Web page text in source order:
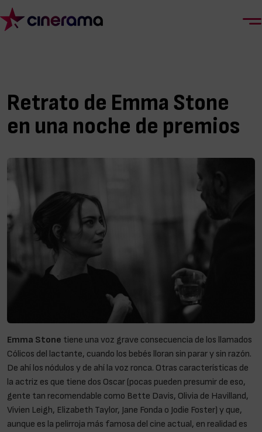
Retrato de Emma Stone
en una noche de premios
Emma Stone tiene una voz grave consecuencia de los llamados
Cólicos del lactante, cuando los bebés lloran sin parar y sin razón.
De ahí los nódulos y de ahí la voz ronca. Otras características de
la actriz es que tiene dos Oscar (pocas pueden presumir de eso,
gente tan recomendable como Bette Davis, Olivia de Havilland,
Vivien Leigh, Elizabeth Taylor, Jane Fonda o Jodie Foster) y que,
aunque es la pelirroja más famosa del cine actual, en realidad es